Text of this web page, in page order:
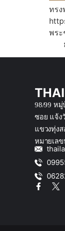
ทรง
พร
มั่
98/99 ห
ซอย แจ้ง
แขวงทุ่งส
หมายเลข